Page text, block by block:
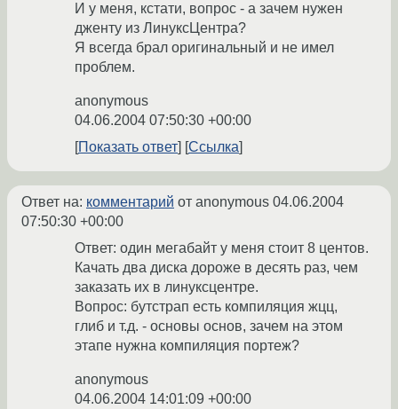
И у меня, кстати, вопрос - а зачем нужен
дженту из ЛинуксЦентра?
Я всегда брал оригинальный и не имел
проблем.
anonymous
04.06.2004 07:50:30 +00:00
Показать ответ
Ссылка
Ответ на: комментарий от anonymous 04.06.2004
07:50:30 +00:00
Ответ: один мегабайт у меня стоит 8 центов.
Качать два диска дороже в десять раз, чем
заказать их в линуксцентре.
Вопрос: бутстрап есть компиляция жцц,
глиб и т.д. - основы основ, зачем на этом
этапе нужна компиляция портеж?
anonymous
04.06.2004 14:01:09 +00:00